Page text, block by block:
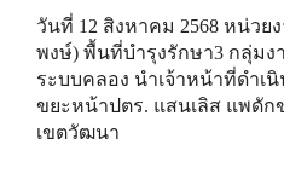
วันที่ 12 สิงหาคม 2568 หน่ว
พงษ์) พื้นที่บำรุงรักษา3 กลุ่มง
ระบบคลอง นำเจ้าหน้าที่ดำเ
ขยะหน้าปตร. แสนเลิส แพดั
เขตวัฒนา